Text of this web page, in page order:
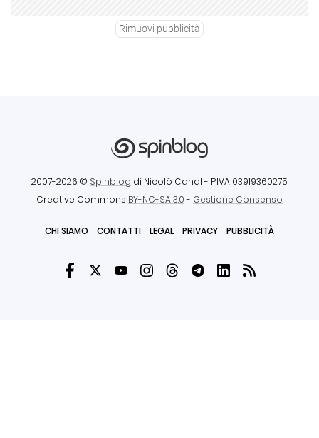
Rimuovi pubblicità
2007-2026 © Spinblog di Nicolò Canal - P.IVA 03919360275
Creative Commons BY-NC-SA 3.0- Gestione Consenso
CHI SIAMO CONTATTI LEGAL PRIVACY PUBBLICITÀ